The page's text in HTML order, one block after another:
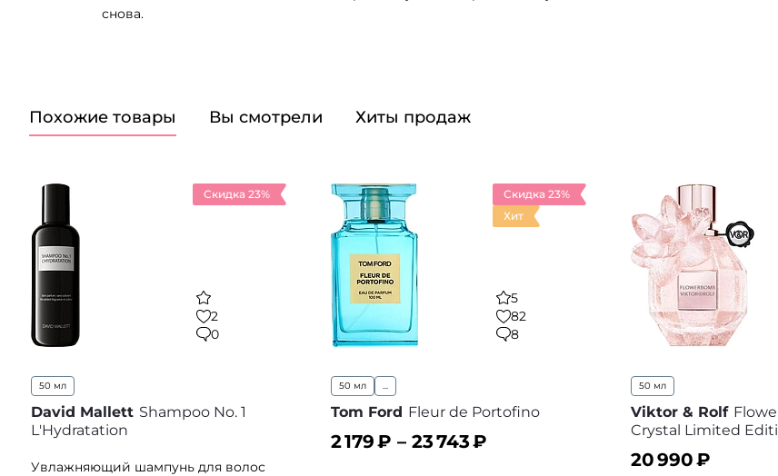
снова.
Похожие товары Вы смотрели Хиты продаж
Скидка 23%
2
0
50 мл
David Mallett Shampoo No. 1
L'Hydratation
Увлажняющий шампунь для волос
Скидка 23%
Хит
5
82
8
50 мл ...
Tom Ford Fleur de Portofino
2 179₽ – 23 743₽
50 мл
Viktor & Rolf
Crystal Limited
20 990₽